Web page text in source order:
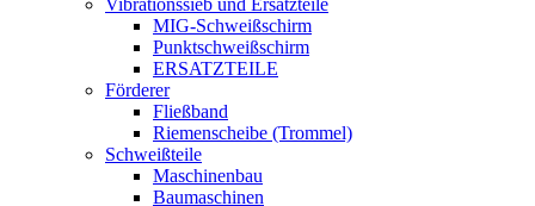
Vibrationssieb und Ersatzteile
MIG-Schweißschirm
Punktschweißschirm
ERSATZTEILE
Förderer
Fließband
Riemenscheibe (Trommel)
Schweißteile
Maschinenbau
Baumaschinen